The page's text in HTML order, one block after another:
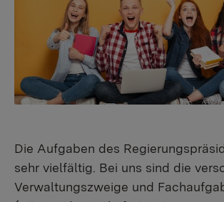
Die Aufgaben des
sehr vielfältig. Bei uns sind die
Verwaltungszweige und